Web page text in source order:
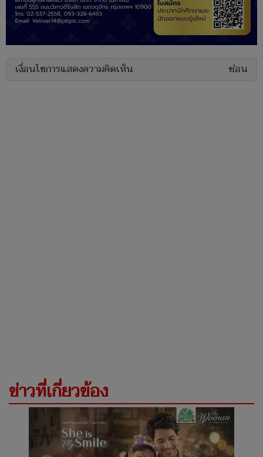
เงื่อนไขการแสดงความคิดเห็น ซ่อน
ข่าวที่เกี่ยวข้อง